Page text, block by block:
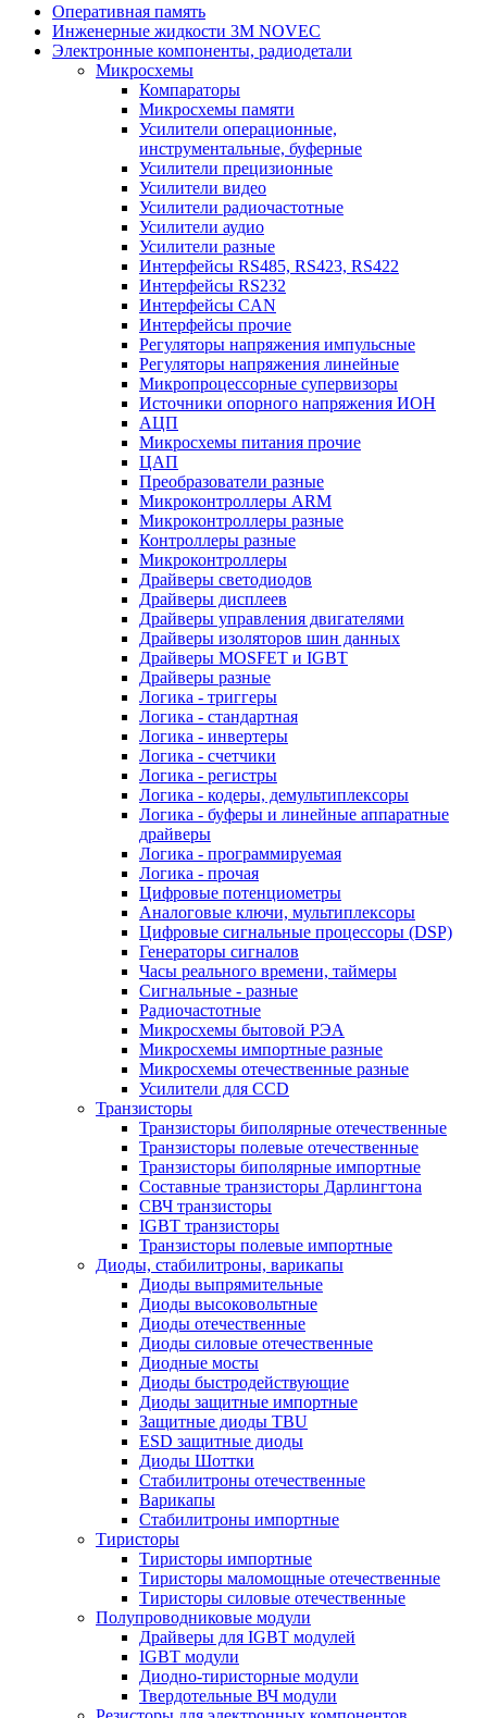
Оперативная память
Инженерные жидкости 3M NOVEC
Электронные компоненты, радиодетали
Микросхемы
Компараторы
Микросхемы памяти
Усилители операционные,
инструментальные, буферные
Усилители прецизионные
Усилители видео
Усилители радиочастотные
Усилители аудио
Усилители разные
Интерфейсы RS485, RS423, RS422
Интерфейсы RS232
Интерфейсы CAN
Интерфейсы прочие
Регуляторы напряжения импульсные
Регуляторы напряжения линейные
Микропроцессорные супервизоры
Источники опорного напряжения ИОН
АЦП
Микросхемы питания прочие
ЦАП
Преобразователи разные
Микроконтроллеры ARM
Микроконтроллеры разные
Контроллеры разные
Микроконтроллеры
Драйверы светодиодов
Драйверы дисплеев
Драйверы управления двигателями
Драйверы изоляторов шин данных
Драйверы MOSFET и IGBT
Драйверы разные
Логика - триггеры
Логика - стандартная
Логика - инвертеры
Логика - счетчики
Логика - регистры
Логика - кодеры, демультиплексоры
Логика - буферы и линейные аппаратные
драйверы
Логика - программируемая
Логика - прочая
Цифровые потенциометры
Аналоговые ключи, мультиплексоры
Цифровые сигнальные процессоры (DSP)
Генераторы сигналов
Часы реального времени, таймеры
Сигнальные - разные
Радиочастотные
Микросхемы бытовой РЭА
Микросхемы импортные разные
Микросхемы отечественные разные
Усилители для CCD
Транзисторы
Транзисторы биполярные отечественные
Транзисторы полевые отечественные
Транзисторы биполярные импортные
Составные транзисторы Дарлингтона
СВЧ транзисторы
IGBT транзисторы
Транзисторы полевые импортные
Диоды, стабилитроны, варикапы
Диоды выпрямительные
Диоды высоковольтные
Диоды отечественные
Диоды силовые отечественные
Диодные мосты
Диоды быстродействующие
Диоды защитные импортные
Защитные диоды TBU
ESD защитные диоды
Диоды Шоттки
Стабилитроны отечественные
Варикапы
Стабилитроны импортные
Тиристоры
Тиристоры импортные
Тиристоры маломощные отечественные
Тиристоры силовые отечественные
Полупроводниковые модули
Драйверы для IGBT модулей
IGBT модули
Диодно-тиристорные модули
Твердотельные ВЧ модули